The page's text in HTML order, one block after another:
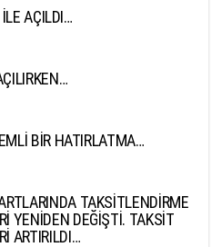
AÇILDI…
BİR HATIRLATMA…
TAKSİTLENDİRME
YENİDEN DEĞİŞTİ. TAKSİT
ARTIRILDI…